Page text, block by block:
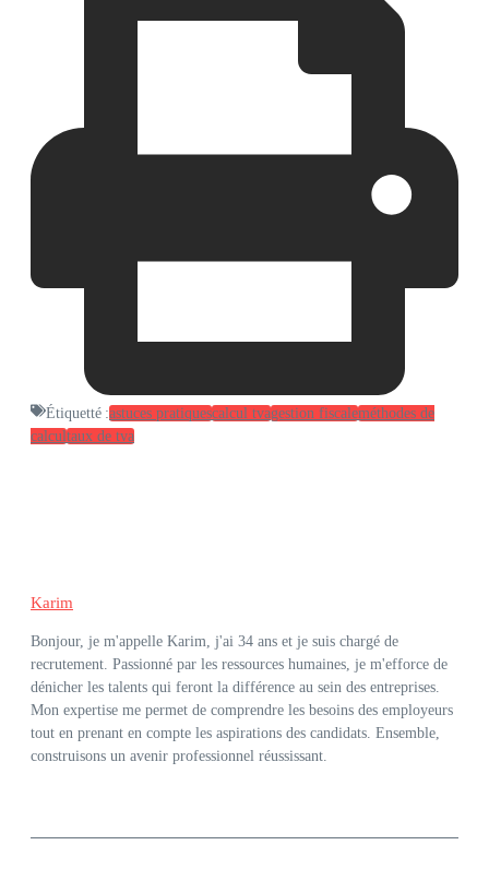
Étiquetté :astuces pratiquescalcul tvagestion fiscaleméthodes de
calcultaux de tva
Karim
Bonjour, je m'appelle Karim, j'ai 34 ans et je suis chargé de
recrutement. Passionné par les ressources humaines, je m'efforce de
dénicher les talents qui feront la différence au sein des entreprises.
Mon expertise me permet de comprendre les besoins des employeurs
tout en prenant en compte les aspirations des candidats. Ensemble,
construisons un avenir professionnel réussissant.